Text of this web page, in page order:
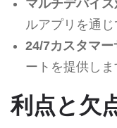
マルチデバイ
ルアプリを通じ
24/7カスタマー
ートを提供しま
利点と欠